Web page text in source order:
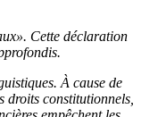
Cette déclaration
À cause de
droits constitutionnels,